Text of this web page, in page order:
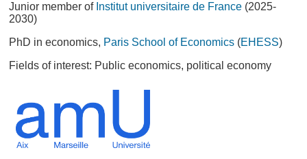
Junior member of Institut universitaire de France (2025-
2030)
PhD in economics, Paris School of Economics (EHESS)
Fields of interest: Public economics, political economy